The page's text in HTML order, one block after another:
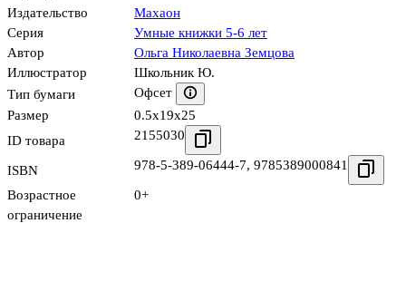
Издательство
Махаон
Серия
Умные книжки 5-6 лет
Автор
Ольга Николаевна Земцова
Иллюстратор
Школьник Ю.
Тип бумаги
Офсет
Размер
0.5x19x25
ID товара
2155030
ISBN 978-5-389-06444-7, 9785389000841
Возрастное
ограничение
0+